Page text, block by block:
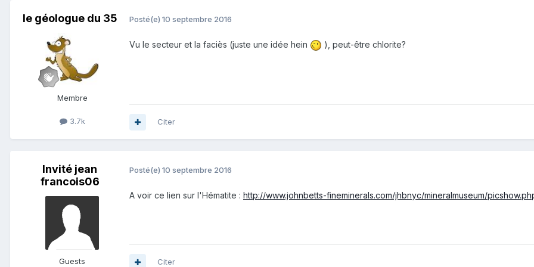
le géologue du 35
Membre
3.7k
Posté(e) 10 septembre 2016
Vu le secteur et la faciès (juste une idée hein ), peut-être chlorite?
Citer
Invité jean
francois06
Guests
Posté(e) 10 septembre 2016
A voir ce lien sur l'Hématite : http://www.johnbetts-fineminerals.com/jhbnyc/mineralmuseum/
Citer